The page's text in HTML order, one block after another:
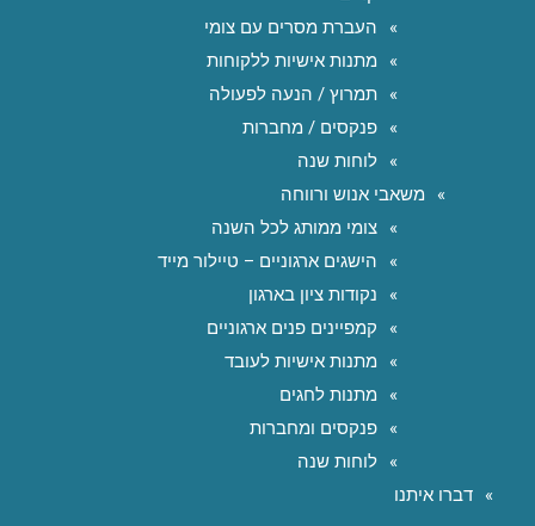
העברת מסרים עם צומי
מתנות אישיות ללקוחות
תמרוץ / הנעה לפעולה
פנקסים / מחברות
לוחות שנה
משאבי אנוש ורווחה
צומי ממותג לכל השנה
הישגים ארגוניים – טיילור מייד
נקודות ציון בארגון
קמפיינים פנים ארגוניים
מתנות אישיות לעובד
מתנות לחגים
פנקסים ומחברות
לוחות שנה
דברו איתנו